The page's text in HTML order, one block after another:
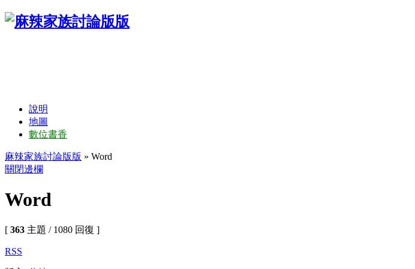
說明
地圖
數位書香
麻辣家族討論版版 » Word
關閉邊欄
Word
[ 363 主題 / 1080 回復 ]
RSS